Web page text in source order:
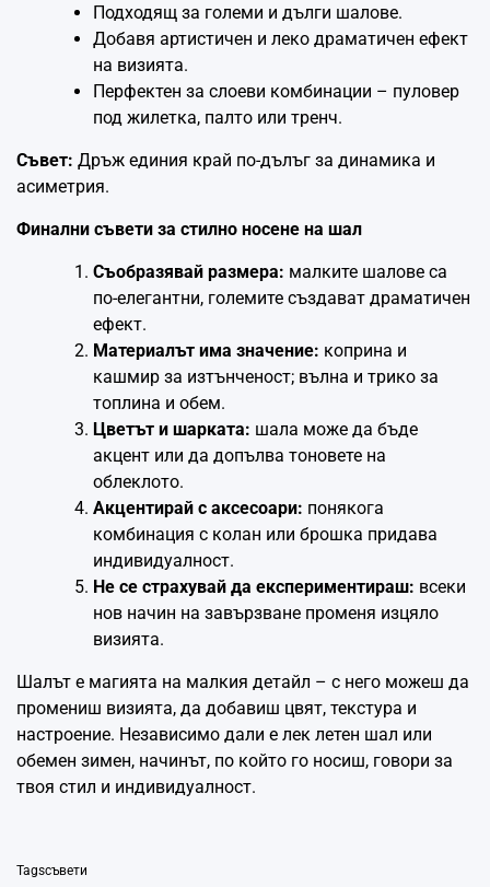
Подходящ за големи и дълги шалове.
Добавя артистичен и леко драматичен ефект
на визията.
Перфектен за слоеви комбинации – пуловер
под жилетка, палто или тренч.
Съвет: Дръж единия край по-дълъг за динамика и
асиметрия.
Финални съвети за стилно носене на шал
Съобразявай размера: малките шалове са
по-елегантни, големите създават драматичен
ефект.
Материалът има значение: коприна и
кашмир за изтънченост; вълна и трико за
топлина и обем.
Цветът и шарката: шала може да бъде
акцент или да допълва тоновете на
облеклото.
Акцентирай с аксесоари: понякога
комбинация с колан или брошка придава
индивидуалност.
Не се страхувай да експериментираш: всеки
нов начин на завързване променя изцяло
визията.
Шалът е магията на малкия детайл – с него можеш да
промениш визията, да добавиш цвят, текстура и
настроение. Независимо дали е лек летен шал или
обемен зимен, начинът, по който го носиш, говори за
твоя стил и индивидуалност.
Tagsсъвети